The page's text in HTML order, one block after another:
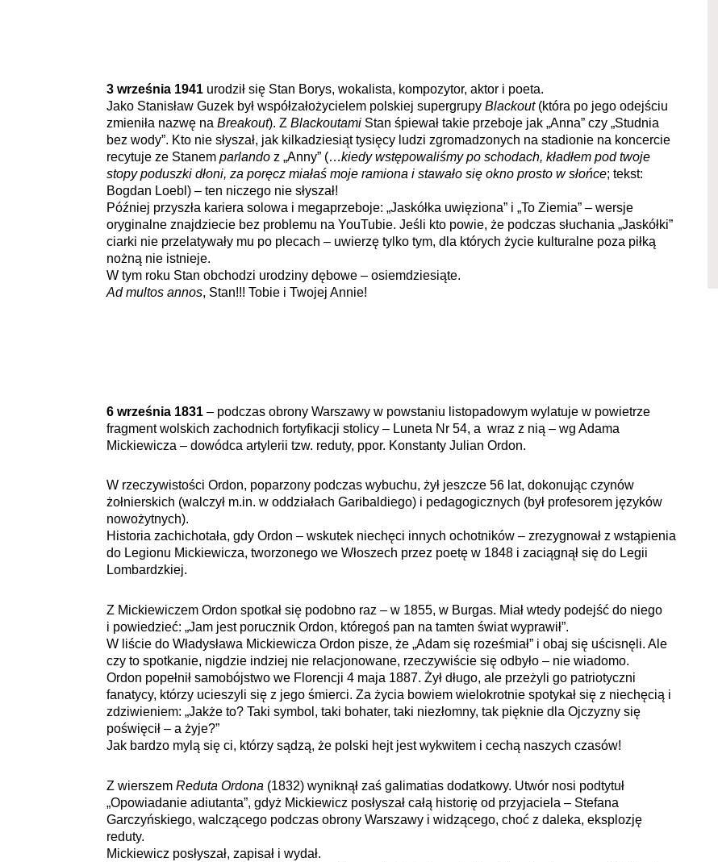
3 września 1941 urodził się Stan Borys, wokalista, kompozytor, aktor i poeta.
Jako Stanisław Guzek był współzałożycielem polskiej supergrupy Blackout(która po jego odejściu
zmieniła nazwę na Breakout). Z Blackoutami Stan śpiewał takie przeboje jak „Anna” czy „Studnia
bez wody”. Kto nie słyszał, jak kilkadziesiąt tysięcy ludzi zgromadzonych na stadionie na koncercie
recytuje ze Stanem parlando z „Anny” (…kiedy wstępowaliśmy po schodach, kładłem pod twoje
stopy poduszki dłoni, za poręcz miałaś moje ramiona i stawało się okno prosto w słońce; tekst:
Bogdan Loebl) – ten niczego nie słyszał!
Później przyszła kariera solowa i megaprzeboje: „Jaskółka uwięziona” i „To Ziemia” – wersje
oryginalne znajdziecie bez problemu na YouTubie. Jeśli kto powie, że podczas słuchania „Jaskółki”
ciarki nie przelatywały mu po plecach – uwierzę tylko tym, dla których życie kulturalne poza piłką
nożną nie istnieje.
W tym roku Stan obchodzi urodziny dębowe – osiemdziesiąte.
Ad multos annos, Stan!!! Tobie i Twojej Annie!
6 września 1831 – podczas obrony Warszawy w powstaniu listopadowym wylatuje w powietrze
fragment wolskich zachodnich fortyfikacji stolicy – Luneta Nr 54, a wraz z nią – wg Adama
Mickiewicza – dowódca artylerii tzw. reduty, ppor. Konstanty Julian Ordon.
W rzeczywistości Ordon, poparzony podczas wybuchu, żył jeszcze 56 lat, dokonując czynów
żołnierskich (walczył m.in. w oddziałach Garibaldiego) i pedagogicznych (był profesorem języków
nowożytnych).
Historia zachichotała, gdy Ordon – wskutek niechęci innych ochotników – zrezygnował z wstąpienia
do Legionu Mickiewicza, tworzonego we Włoszech przez poetę w 1848 i zaciągnął się do Legii
Lombardzkiej.
Z Mickiewiczem Ordon spotkał się podobno raz – w 1855, w Burgas. Miał wtedy podejść do niego
i powiedzieć: „Jam jest porucznik Ordon, któregoś pan na tamten świat wyprawił”.
W liście do Władysława Mickiewicza Ordon pisze, że „Adam się roześmiał” i obaj się uścisnęli. Ale
czy to spotkanie, nigdzie indziej nie relacjonowane, rzeczywiście się odbyło – nie wiadomo.
Ordon popełnił samobójstwo we Florencji 4 maja 1887. Żył długo, ale przeżyli go patriotyczni
fanatycy, którzy ucieszyli się z jego śmierci. Za życia bowiem wielokrotnie spotykał się z niechęcią i
zdziwieniem: „Jakże to? Taki symbol, taki bohater, taki niezłomny, tak pięknie dla Ojczyzny się
poświęcił – a żyje?”
Jak bardzo mylą się ci, którzy sądzą, że polski hejt jest wykwitem i cechą naszych czasów!
Z wierszem Reduta Ordona (1832) wyniknął zaś galimatias dodatkowy. Utwór nosi podtytuł
„Opowiadanie adiutanta”, gdyż Mickiewicz posłyszał całą historię od przyjaciela – Stefana
Garczyńskiego, walczącego podczas obrony Warszawy i widzącego, choć z daleka, eksplozję
reduty.
Mickiewicz posłyszał, zapisał i wydał.